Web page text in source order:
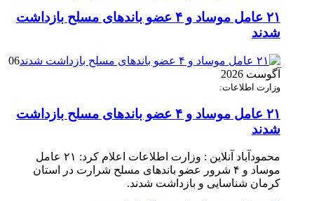
۲۱ عامل موساد و ۴ عضو باند‌های مسلح بازداشت
شدند
06
آگوست 2026
وزارت اطلاعات:
۲۱ عامل موساد و ۴ عضو باند‌های مسلح بازداشت
شدند
محمودآباد آنلاین : وزارت اطلاعات اعلام کرد: ۲۱ عامل
موساد و ۴ شرور عضو باند‌های مسلح شرارت در استان
کرمان شناسایی و بازداشت شدند.